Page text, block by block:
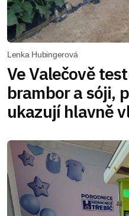
Lenka Hubingerová
Ve Valečově
brambor a sóji,
ukazují hlavně